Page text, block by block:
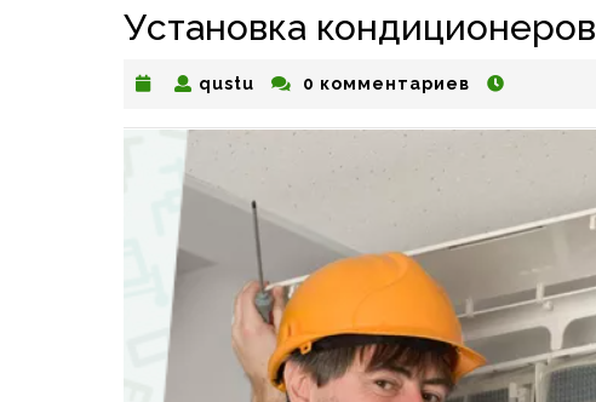
Установка кондиционеров
qustu qustu0 комментариев